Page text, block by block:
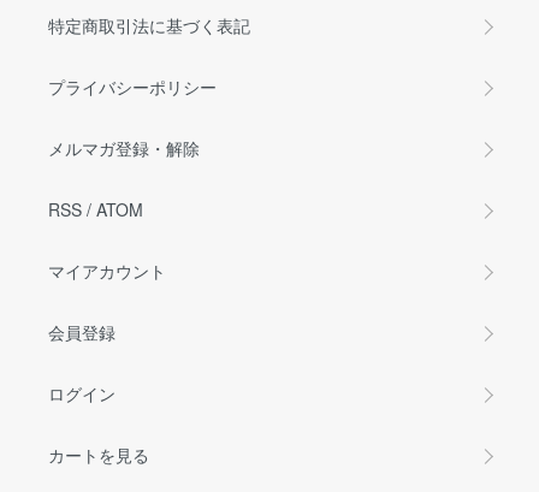
特定商取引法に基づく表記
プライバシーポリシー
メルマガ登録・解除
RSS / ATOM
マイアカウント
会員登録
ログイン
カートを見る